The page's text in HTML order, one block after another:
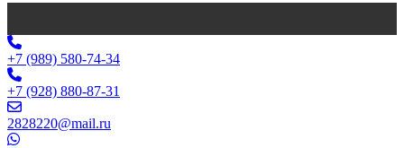
+7 (989) 580-74-34
+7 (928) 880-87-31
2828220@mail.ru